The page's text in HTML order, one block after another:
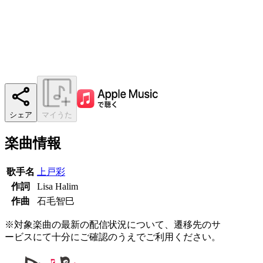
シェア マイうた
楽曲情報
歌手名
上戸彩
作詞
Lisa Halim
作曲
石毛智巳
※対象楽曲の最新の配信状況について、遷移先のサ
ービスにて十分にご確認のうえでご利用ください。